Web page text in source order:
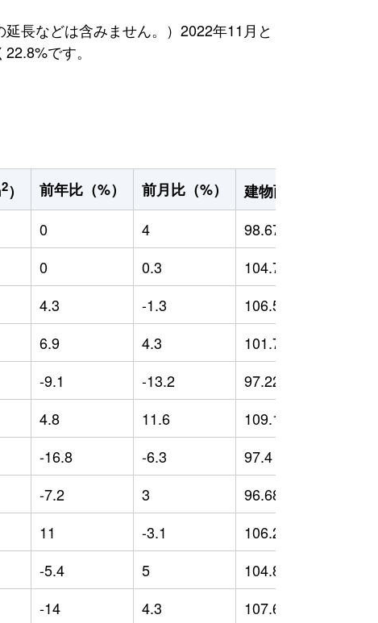
長などは含みません。）2022年11月と
です。
2） 前年比（%） 前月比（%） 建物面積（m
0 4 98.67
0 0.3 104.73
4.3 -1.3 106.56
6.9 4.3 101.73
-9.1 -13.2 97.22
4.8 11.6 109.18
-16.8 -6.3 97.4
-7.2 3 96.68
11 -3.1 106.24
-5.4 5 104.88
-14 4.3 107.61